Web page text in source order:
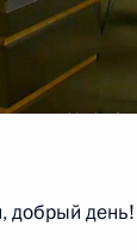
по
добрый день!